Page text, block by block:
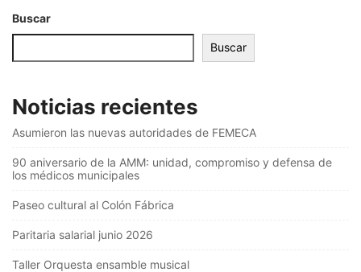
Buscar
Buscar
Noticias recientes
Asumieron las nuevas autoridades de FEMECA
90 aniversario de la AMM: unidad, compromiso y defensa de
los médicos municipales
Paseo cultural al Colón Fábrica
Paritaria salarial junio 2026
Taller Orquesta ensamble musical